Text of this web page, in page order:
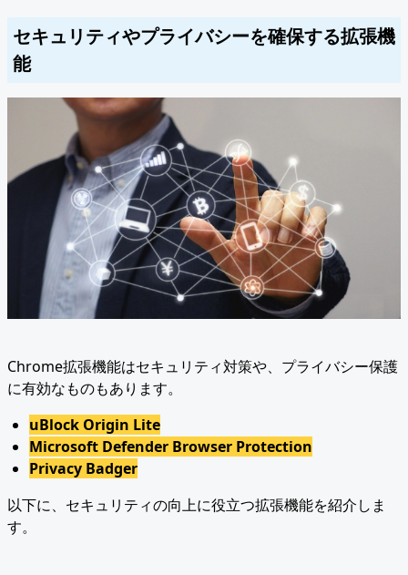
セキュリティやプライバシーを確保する拡張機
能
Chrome拡張機能はセキュリティ対策や、プライバシー保護
に有効なものもあります。
uBlock Origin Lite
Microsoft Defender Browser Protection
Privacy Badger
以下に、セキュリティの向上に役立つ拡張機能を紹介しま
す。